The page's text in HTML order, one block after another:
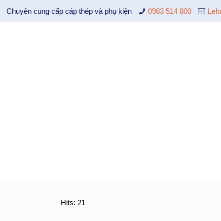
Chuyên cung cấp cáp thép và phụ kiện 0983 514 800
Hits: 21